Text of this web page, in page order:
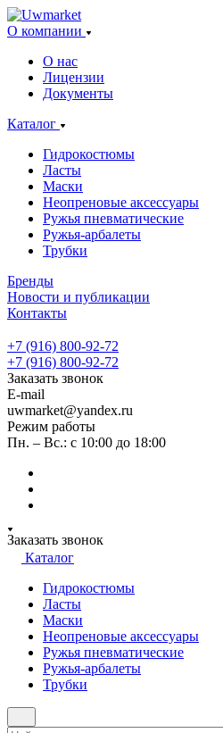
О компании
О нас
Лицензии
Документы
Каталог
Гидрокостюмы
Ласты
Маски
Неопреновые аксессуары
Ружья пневматические
Ружья-арбалеты
Трубки
Бренды
Новости и публикации
Контакты
+7 (916) 800-92-72
+7 (916) 800-92-72
Заказать звонок
E-mail
uwmarket@yandex.ru
Режим работы
Пн. – Вс.: с 10:00 до 18:00
Заказать звонок
Каталог
Гидрокостюмы
Ласты
Маски
Неопреновые аксессуары
Ружья пневматические
Ружья-арбалеты
Трубки